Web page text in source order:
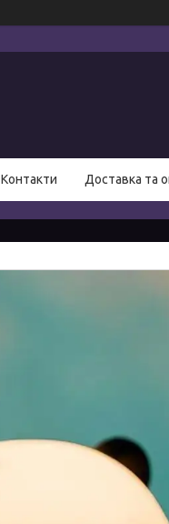
Контакти Доставка та